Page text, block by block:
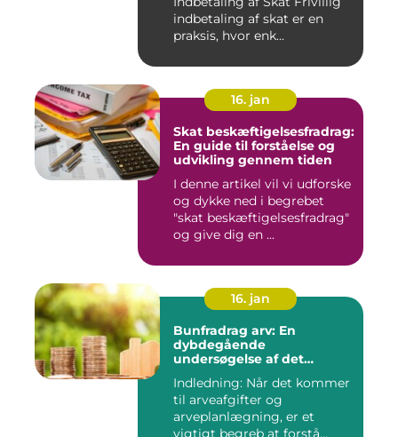
indbetaling af skat er en
praksis, hvor enk...
16. jan
Skat beskæftigelsesfradrag:
En guide til forståelse og
udvikling gennem tiden
I denne artikel vil vi udforske
og dykke ned i begrebet
"skat beskæftigelsesfradrag"
og give dig en ...
16. jan
Bunfradrag arv: En
dybdegående
undersøgelse af det
Indledning: Når det kommer
til arveafgifter og
arveplanlægning, er et
vigtigt begreb at forstå